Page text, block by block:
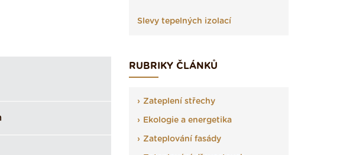
Slevy tepelných izolací
RUBRIKY ČLÁNKŮ
Zateplení střechy
Ekologie a energetika
Zateplování fasády